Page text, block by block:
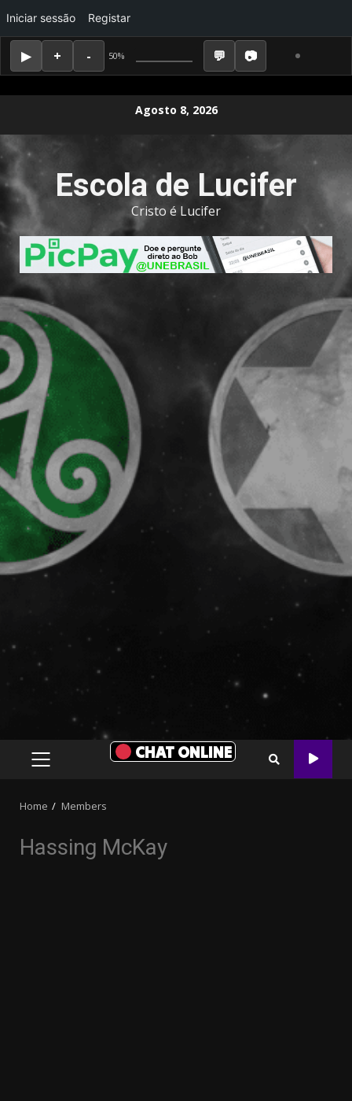
50%
Iniciar sessão Registar
Agosto 8, 2026
Escola de Lucifer
Cristo é Lucifer
CHAT ONLINE
PRIMARY
Home Members
Hassing McKay